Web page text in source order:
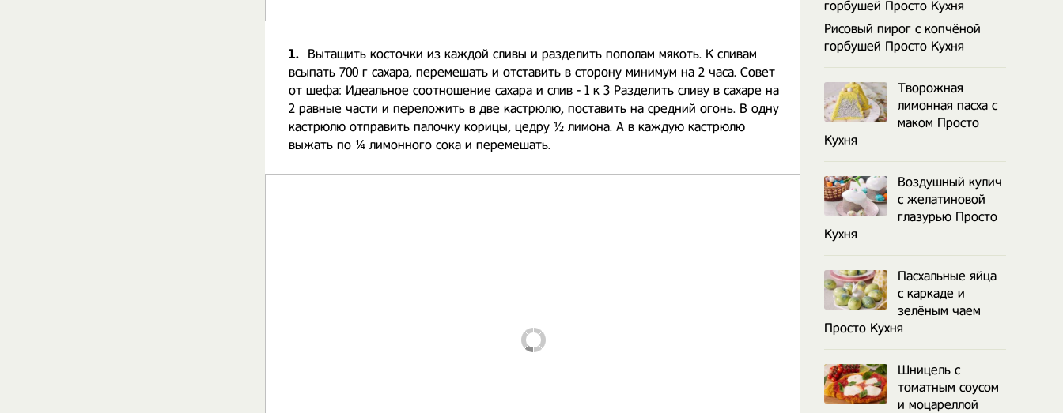
1.
Вытащить косточки из каждой сливы и разделить пополам мякоть. К сливам
всыпать 700 г сахара, перемешать и отставить в сторону минимум на 2 часа. Совет
от шефа: Идеальное соотношение сахара и слив - 1 к 3 Разделить сливу в сахаре на
2 равные части и переложить в две кастрюлю, поставить на средний огонь. В одну
кастрюлю отправить палочку корицы, цедру ½ лимона. А в каждую кастрюлю
выжать по ¼ лимонного сока и перемешать.
Рисовый пирог с копчёной
горбушей Просто Кухня
Творожная
лимонная пасха с
маком Просто
Кухня
Воздушный кулич
с желатиновой
глазурью Просто
Кухня
Пасхальные яйца
с каркаде и
зелёным чаем
Просто Кухня
Шницель с
томатным соусом
и моцареллой